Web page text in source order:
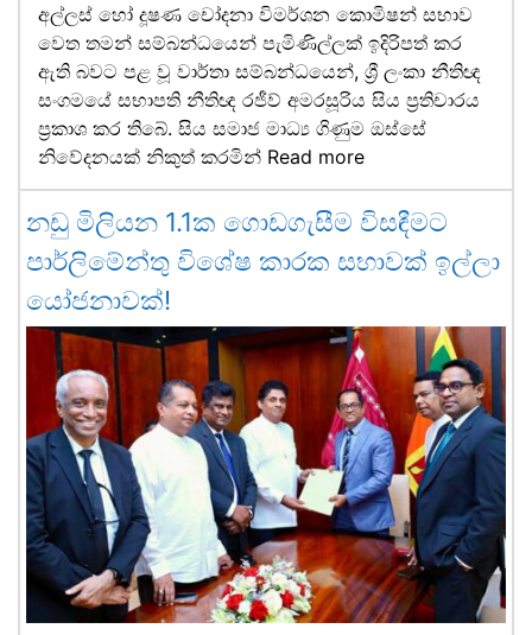
අල්ලස් හෝ දූෂණ චෝදනා විමර්ශන කොමිෂන් සභාව
වෙත තමන් සම්බන්ධයෙන් පැමිණිල්ලක් ඉදිරිපත් කර
ඇති බවට පළ වූ වාර්තා සම්බන්ධයෙන්, ශ්‍රී ලංකා නීතිඥ
සංගමයේ සභාපති නීතිඥ රජීව් අමරසූරිය සිය ප්‍රතිචාරය
ප්‍රකාශ කර තිබේ. සිය සමාජ මාධ්‍ය ගිණුම ඔස්සේ
නිවේදනයක් නිකුත් කරමින් Read more
නඩු මිලියන 1.1ක ගොඩගැසීම විසඳීමට
පාර්ලිමේන්තු විශේෂ කාරක සභාවක් ඉල්ලා
යෝජනාවක්!